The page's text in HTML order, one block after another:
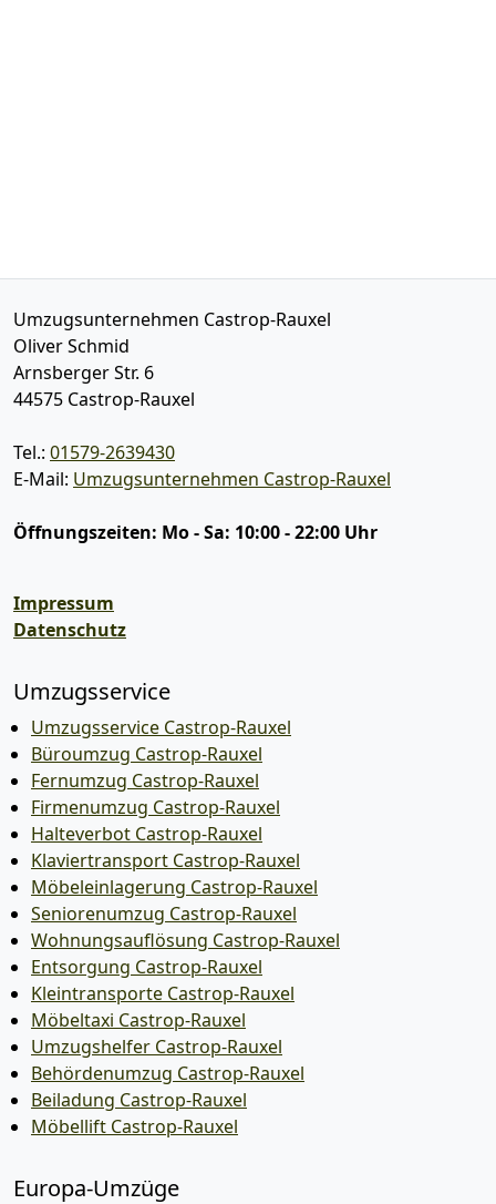
Umzugsunternehmen Castrop-Rauxel
Oliver Schmid
Arnsberger Str. 6
44575 Castrop-Rauxel
Tel.: 01579-2639430
E-Mail: Umzugsunternehmen Castrop-Rauxel
Öffnungszeiten: Mo - Sa: 10:00 - 22:00 Uhr
Impressum
Datenschutz
Umzugsservice
Umzugsservice Castrop-Rauxel
Büroumzug Castrop-Rauxel
Fernumzug Castrop-Rauxel
Firmenumzug Castrop-Rauxel
Halteverbot Castrop-Rauxel
Klaviertransport Castrop-Rauxel
Möbeleinlagerung Castrop-Rauxel
Seniorenumzug Castrop-Rauxel
Wohnungsauflösung Castrop-Rauxel
Entsorgung Castrop-Rauxel
Kleintransporte Castrop-Rauxel
Möbeltaxi Castrop-Rauxel
Umzugshelfer Castrop-Rauxel
Behördenumzug Castrop-Rauxel
Beiladung Castrop-Rauxel
Möbellift Castrop-Rauxel
Europa-Umzüge